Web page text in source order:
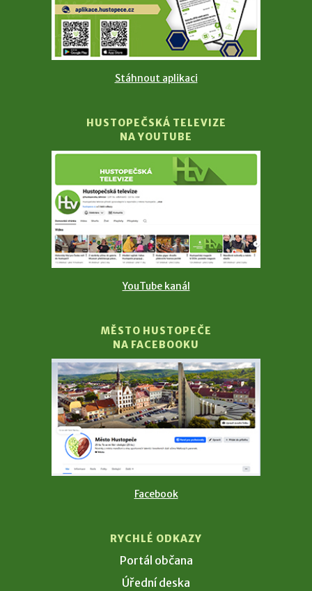
Stáhnout aplikaci
HUSTOPEČSKÁ TELEVIZE
NA YOUTUBE
YouTube kanál
MĚSTO HUSTOPEČE
NA FACEBOOKU
Facebook
RYCHLÉ ODKAZY
Portál občana
Úřední deska